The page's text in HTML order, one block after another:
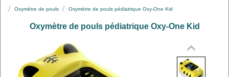
Oxymètre de pouls Oxymètre de pouls pédiatrique Oxy-One Kid
Oxymètre de pouls pédiatrique Oxy-One Kid